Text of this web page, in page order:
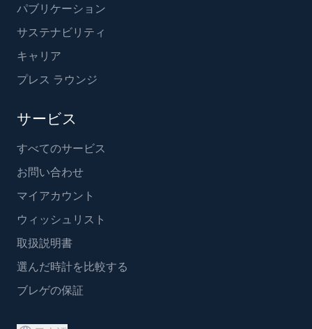
パブリケーション
サステナビリティ
キャリア
プレス ラウンジ
サービス
すべてのサービス
お問い合わせ
マイアカウント
ウィッシュリスト
取扱説明書
選んだ時計を比較する
ブレゲの保証